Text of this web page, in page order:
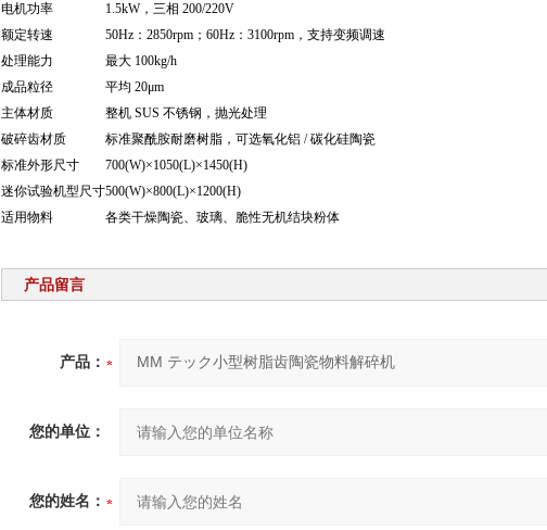
电机功率
1.5kW，三相 200/220V
额定转速
50Hz：2850rpm；60Hz：3100rpm，支持变频调速
处理能力
最大 100kg/h
成品粒径
平均 20μm
主体材质
整机 SUS 不锈钢，抛光处理
破碎齿材质
标准聚酰胺耐磨树脂，可选氧化铝 / 碳化硅陶瓷
标准外形尺寸
700(W)×1050(L)×1450(H)
迷你试验机型尺寸500(W)×800(L)×1200(H)
适用物料
各类干燥陶瓷、玻璃、脆性无机结块粉体
产品留言
产品：
您的单位：
您的姓名：